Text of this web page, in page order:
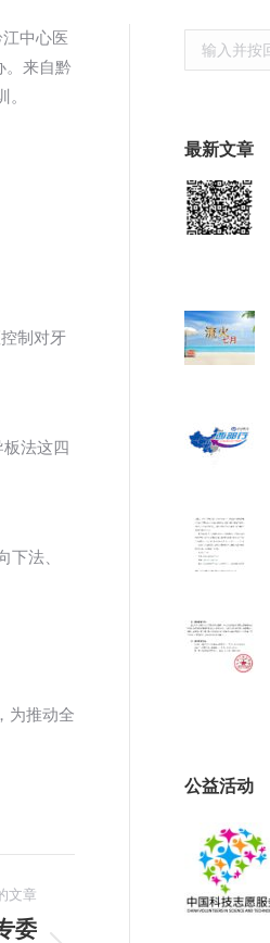
中心医
。来自黔
制对牙
法这四
法、
为推动全
文章
委
Search:
最新文章
公益活动